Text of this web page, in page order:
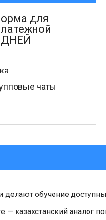
для
ДНЕЙ
чаты
делают обучение
— казахстанский аналог